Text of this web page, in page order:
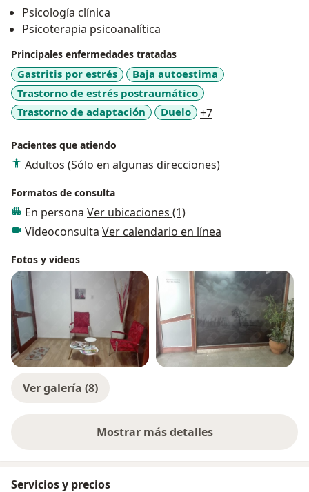
Psicología clínica
Psicoterapia psicoanalítica
Principales enfermedades tratadas
Gastritis por estrés
Baja autoestima
Trastorno de estrés postraumático
Trastorno de adaptación
Duelo +7
Pacientes que atiendo
Adultos (Sólo en algunas direcciones)
Formatos de consulta
En persona Ver ubicaciones (1)
Videoconsulta Ver calendario en línea
Fotos y videos
Ver galería (8)
Mostrar más detalles
sobre la experiencia
Servicios y precios